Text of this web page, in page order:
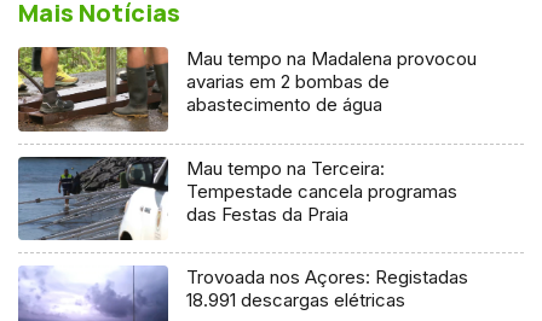
Mais Notícias
Mau tempo na Madalena provocou
avarias em 2 bombas de
abastecimento de água
Mau tempo na Terceira:
Tempestade cancela programas
das Festas da Praia
Trovoada nos Açores: Registadas
18.991 descargas elétricas